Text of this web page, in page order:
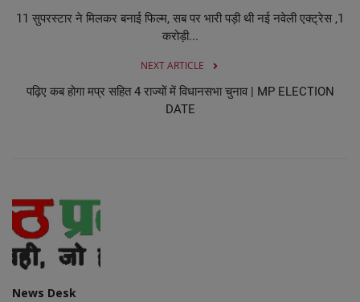
11 सुपरस्टार ने मिलकर बनाई फिल्म, सब पर भारी पड़ी थी नई नवेली एक्ट्रेस ,1
करोड़ी...
NEXT ARTICLE
पढ़िए कब होगा मप्र सहित 4 राज्यों में विधानसभा चुनाव | MP ELECTION
DATE
News Desk